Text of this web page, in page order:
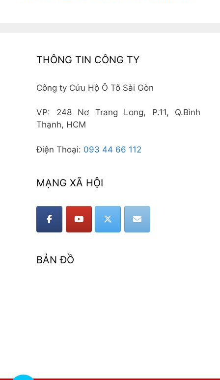
THÔNG TIN CÔNG TY
Công ty Cứu Hộ Ô Tô Sài Gòn
VP: 248 Nơ Trang Long, P.11, Q.Bình
Thạnh, HCM
Điện Thoại: 093 44 66 112
MẠNG XÃ HỘI
BẢN ĐỒ